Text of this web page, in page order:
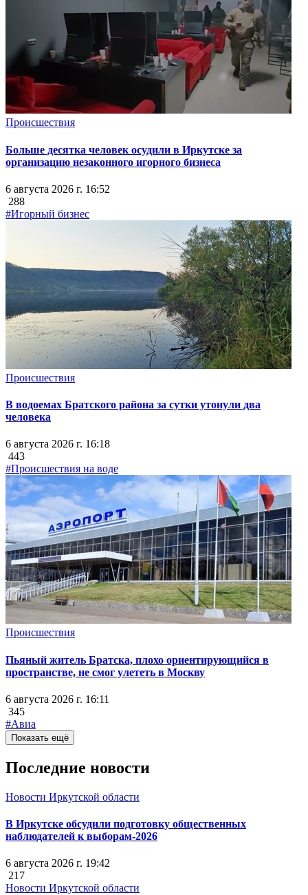
Происшествия
Больше десятка человек осудили в Иркутске за
организацию незаконного игорного бизнеса
6 августа 2026 г. 16:52
288
#Игорный бизнес
Происшествия
В водоемах Братского района за сутки утонули два
человека
6 августа 2026 г. 16:18
443
#Происшествия на воде
Происшествия
Пьяный житель Братска, плохо ориентирующийся в
пространстве, не смог улететь в Москву
6 августа 2026 г. 16:11
345
#Авиа
Показать ещё
Последние новости
Новости Иркутской области
В Иркутске обсудили подготовку общественных
наблюдателей к выборам-2026
6 августа 2026 г. 19:42
217
Новости Иркутской области